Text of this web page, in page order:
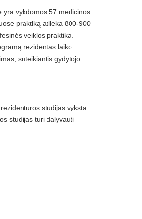
yra vykdomos 57 medicinos
praktiką atlieka 800-900
veiklos praktika.
rezidentas laiko
suteikiantis gydytojo
studijas vyksta
studijas turi dalyvauti